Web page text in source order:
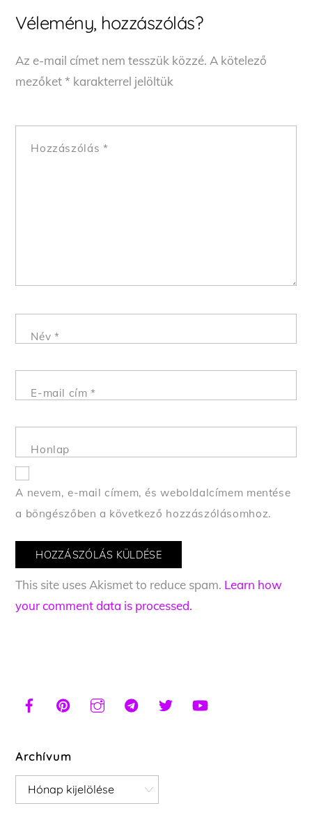
Vélemény, hozzászólás?
Az e-mail címet nem tesszük közzé. A kötelező
mezőket* karakterrel jelöltük
Hozzászólás *
Név *
E-mail cím*
Honlap
A nevem, e-mail címem, és weboldalcímem mentése
a böngészőben a következő hozzászólásomhoz.
This site uses Akismet to reduce spam. Learn how
your comment data is processed.
Archívum
Archívum